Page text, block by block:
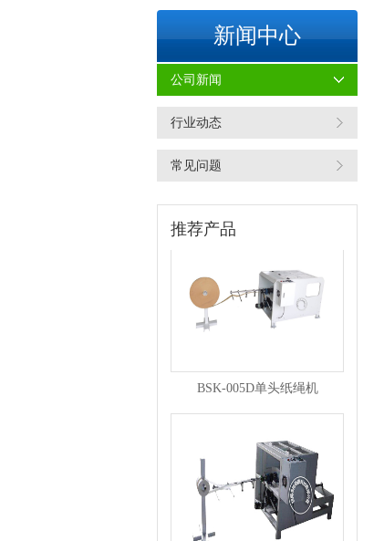
新闻中心
公司新闻
行业动态
常见问题
推荐产品
BSK-005D单头纸绳机